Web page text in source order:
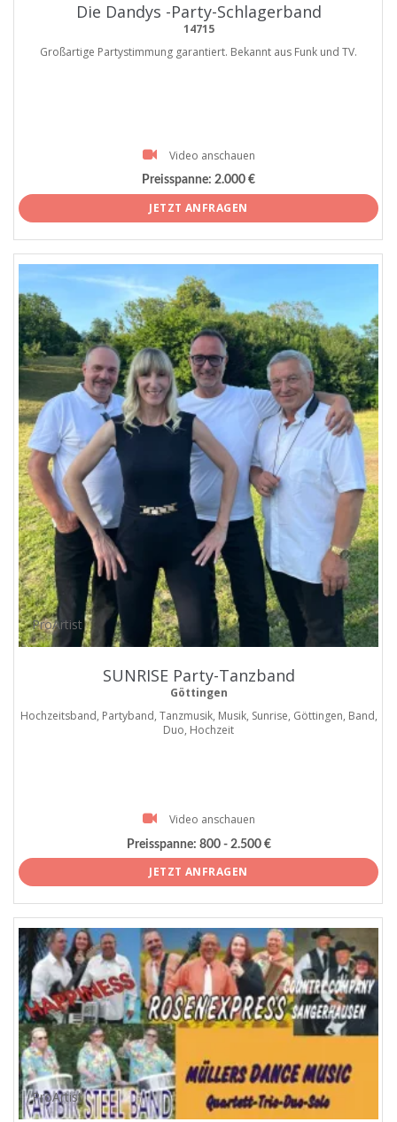
Die Dandys -Party-Schlagerband
14715
Großartige Partystimmung garantiert. Bekannt aus Funk und TV.
Video anschauen
Preisspanne: 2.000 €
JETZT ANFRAGEN
ProArtist
SUNRISE Party-Tanzband
Göttingen
Hochzeitsband, Partyband, Tanzmusik, Musik, Sunrise, Göttingen, Band,
Duo, Hochzeit
Video anschauen
Preisspanne: 800 - 2.500 €
JETZT ANFRAGEN
ProArtist